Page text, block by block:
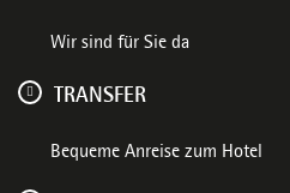
Wir sind für Sie da
TRANSFER
Bequeme Anreise zum Hotel